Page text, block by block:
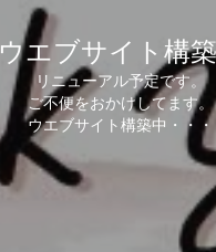
ウエブサイト構
リニューアル予定です。
ご不便をおかけしてます。
ウエブサイト構築中・・・